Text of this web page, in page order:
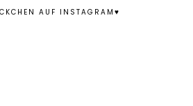
AUF INSTAGRAM♥